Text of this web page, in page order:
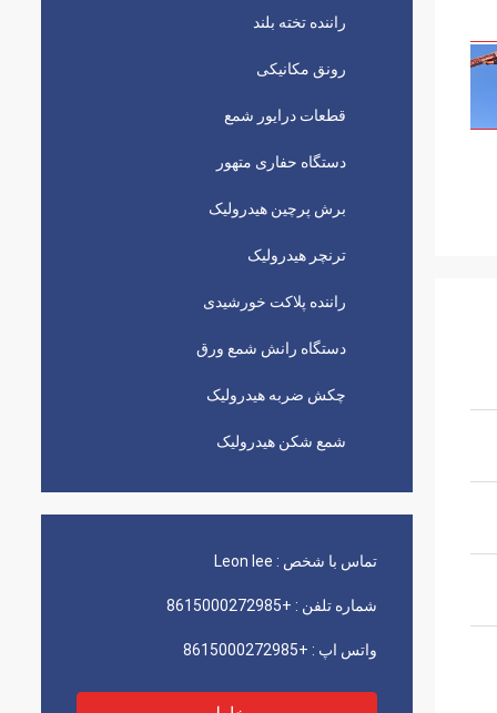
راننده تخته بلند
رونق مکانیکی
قطعات درایور شمع
دستگاه حفاری متهور
برش پرچین هیدرولیک
ترنچر هیدرولیک
راننده پلاکت خورشیدی
دستگاه رانش شمع ورق
چکش ضربه هیدرولیک
شمع شکن هیدرولیک
تماس با شخص : Leon lee
شماره تلفن : +8615000272985
واتس اپ : +8615000272985